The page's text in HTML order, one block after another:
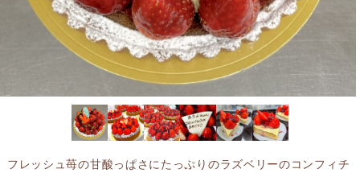
フレッシュ苺の甘酸っぱさにたっぷりのラズベリーのコンフィチ